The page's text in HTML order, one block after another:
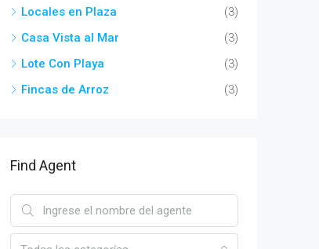
Locales en Plaza
(3)
Casa Vista al Mar
(3)
Lote Con Playa
(3)
Fincas de Arroz
(3)
Find Agent